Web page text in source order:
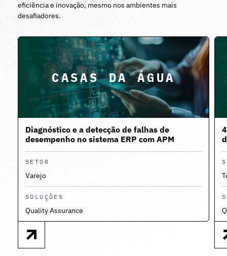
eficiência e inovação, mesmo nos ambientes mais
desafiadores.
CASAS DA ÁGUA
Diagnóstico e a detecção de falhas de
desempenho no sistema ERP com APM
SETOR
Varejo
SOLUÇÕES
Quality Assurance